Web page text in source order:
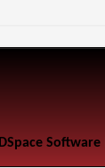
DSpace Software